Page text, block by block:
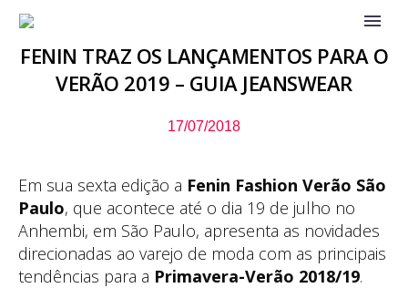
FENIN TRAZ OS LANÇAMENTOS PARA O
VERÃO 2019 – GUIA JEANSWEAR
17/07/2018
Em sua sexta edição a Fenin Fashion Verão São
Paulo, que acontece até o dia 19 de julho no
Anhembi, em São Paulo, apresenta as novidades
direcionadas ao varejo de moda com as principais
tendências para a Primavera-Verão 2018/19.